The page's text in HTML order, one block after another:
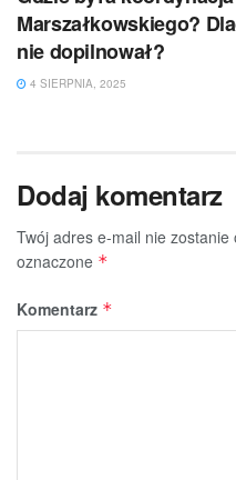
Marszałkowskiego?
nie dopilnował?
4 SIERPNIA, 2025
Dodaj komentarz
Twój adres e-mail nie zostanie
oznaczone *
Komentarz *